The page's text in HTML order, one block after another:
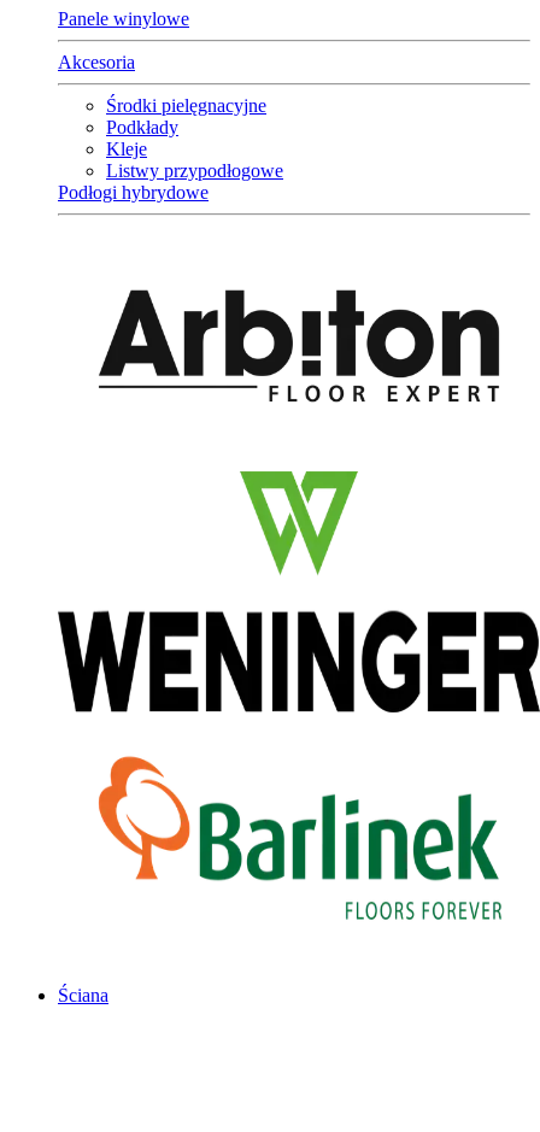
Panele winylowe
Akcesoria
Środki pielęgnacyjne
Podkłady
Kleje
Listwy przypodłogowe
Podłogi hybrydowe
Ściana